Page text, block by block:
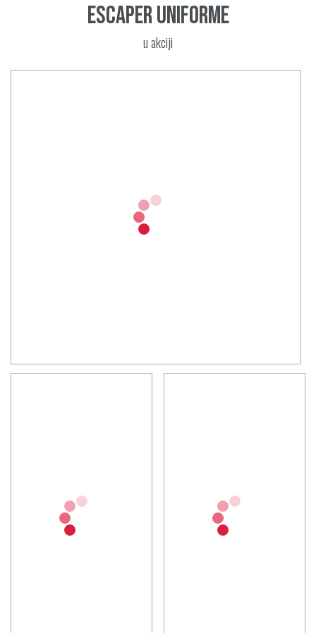
Escaper uniforme
u akciji